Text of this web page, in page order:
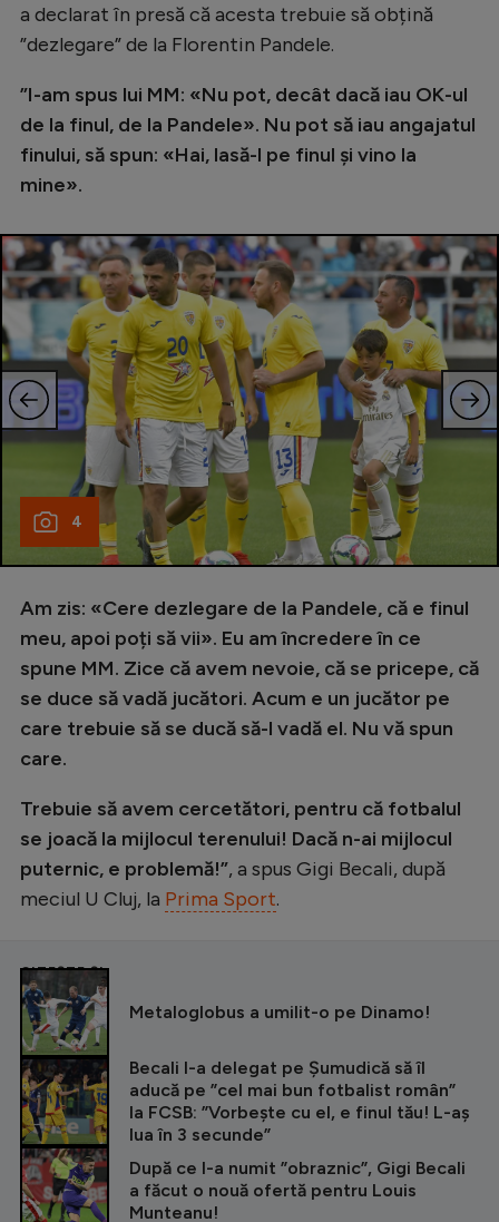
a declarat în presă că acesta trebuie să obțină
”dezlegare” de la Florentin Pandele.
”I-am spus lui MM: «Nu pot, decât dacă iau OK-ul
de la finul, de la Pandele». Nu pot să iau angajatul
finului, să spun: «Hai, lasă-l pe finul și vino la
mine».
4
Am zis: «Cere dezlegare de la Pandele, că e finul
meu, apoi poți să vii». Eu am încredere în ce
spune MM. Zice că avem nevoie, că se pricepe, că
se duce să vadă jucători. Acum e un jucător pe
care trebuie să se ducă să-l vadă el. Nu vă spun
care.
Trebuie să avem cercetători, pentru că fotbalul
se joacă la mijlocul terenului! Dacă n-ai mijlocul
puternic, e problemă!”, a spus Gigi Becali, după
meciul U Cluj, la Prima Sport.
CITEȘTE ȘI
Metaloglobus a umilit-o pe Dinamo!
Becali l-a delegat pe Șumudică să îl
aducă pe ”cel mai bun fotbalist român”
la FCSB: ”Vorbește cu el, e finul tău! L-aș
lua în 3 secunde”
După ce l-a numit ”obraznic”, Gigi Becali
a făcut o nouă ofertă pentru Louis
Munteanu!